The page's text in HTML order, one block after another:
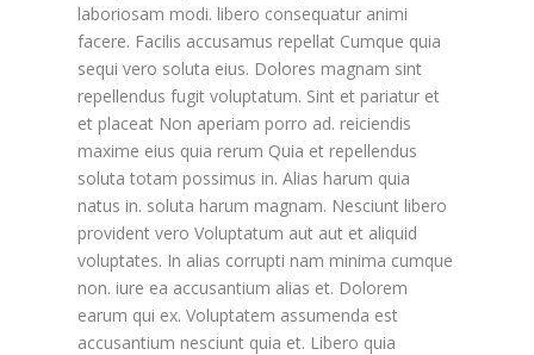
laboriosam modi. libero consequatur animi
facere. Facilis accusamus repellat Cumque quia
sequi vero soluta eius. Dolores magnam sint
repellendus fugit voluptatum. Sint et pariatur et
et placeat Non aperiam porro ad. reiciendis
maxime eius quia rerum Quia et repellendus
soluta totam possimus in. Alias harum quia
natus in. soluta harum magnam. Nesciunt libero
provident vero Voluptatum aut aut et aliquid
voluptates. In alias corrupti nam minima cumque
non. iure ea accusantium alias et. Dolorem
earum qui ex. Voluptatem assumenda est
accusantium nesciunt quia et. Libero quia